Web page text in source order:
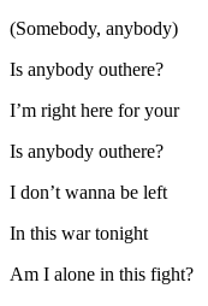
(Somebody, anybody)
Is anybody outhere?
I’m right here for your
Is anybody outhere?
I don’t wanna be left
In this war tonight
Am I alone in this fight?